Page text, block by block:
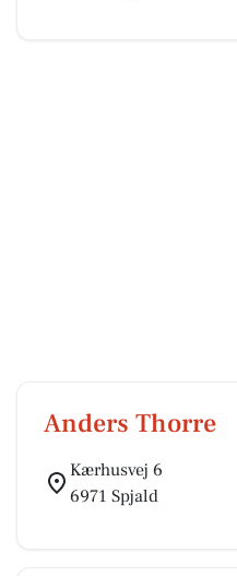
Anders Thorre
Kærhusvej 6
6971 Spjald